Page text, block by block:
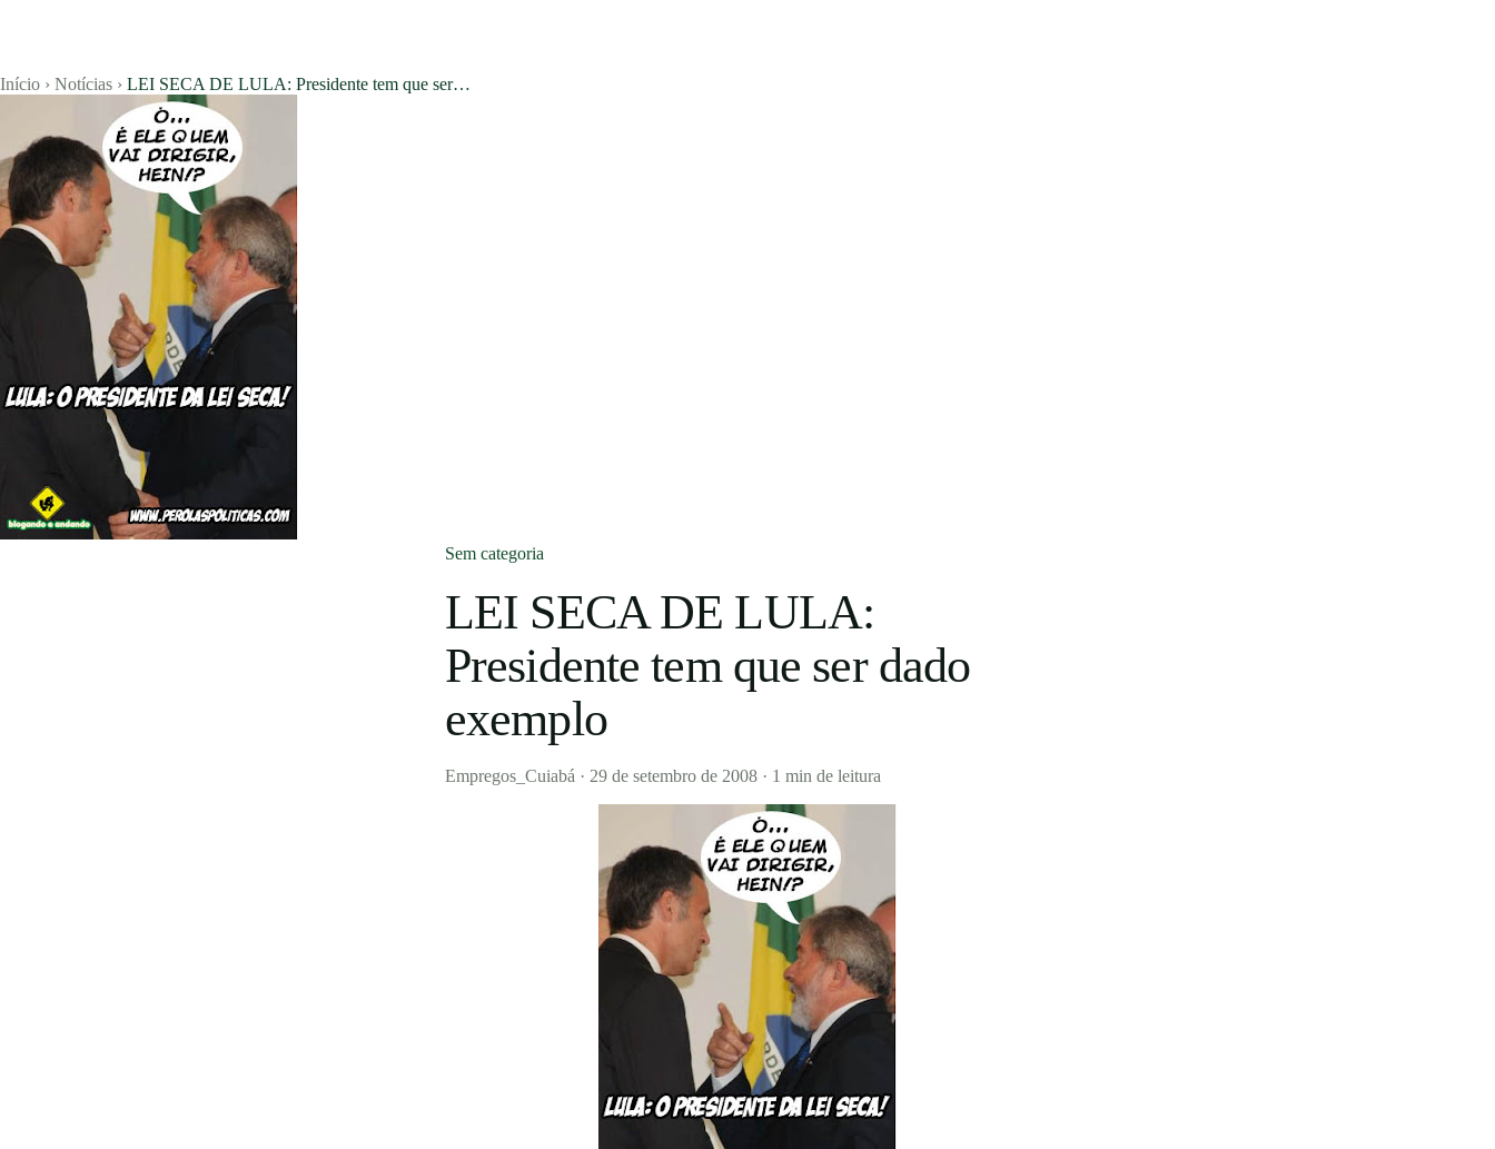
Vagas
Currículos
Notícias
Concursos
Blog
Publicar vaga
Início › Notícias › LEI SECA DE LULA: Presidente tem que ser…
Sem categoria
LEI SECA DE LULA:
Presidente tem que ser dado
exemplo
Empregos_Cuiabá · 29 de setembro de 2008 · 1 min de leitura